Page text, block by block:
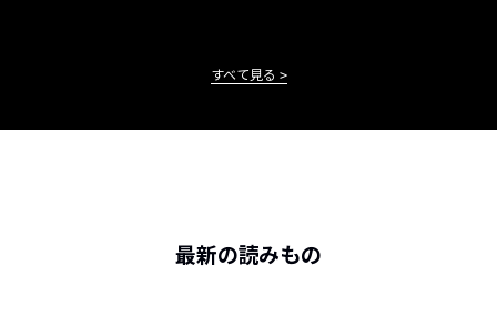
すべて見る
最新の読みもの